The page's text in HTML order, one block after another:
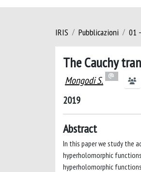
IRIS Pubblicazioni 01
The Cauchy
Mongodi S.
2019
Abstract
In this paper we study the
hyperholomorphic
hyperholomorphic